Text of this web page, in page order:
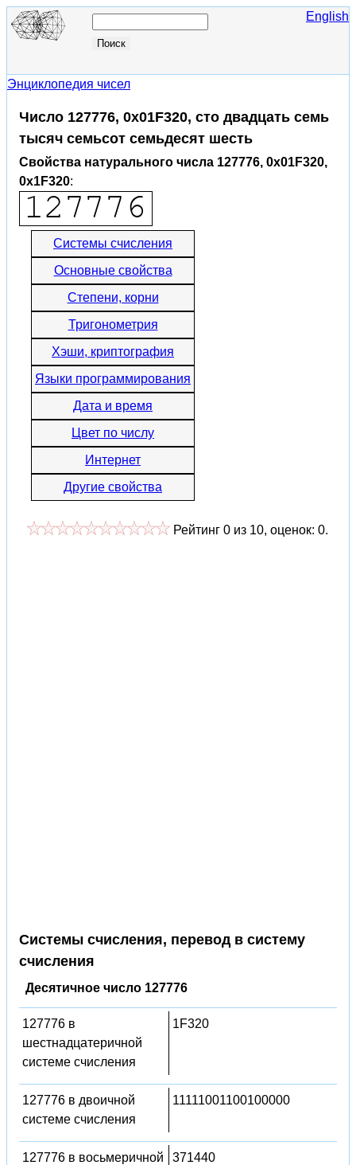
English
Энциклопедия чисел
Число 127776, 0x01F320, сто двадцать семь
тысяч семьсот семьдесят шесть
Свойства натурального числа 127776, 0x01F320,
0x1F320:
Системы счисления
Основные свойства
Степени, корни
Тригонометрия
Хэши, криптография
Языки программирования
Дата и время
Цвет по числу
Интернет
Другие свойства
Рейтинг 0 из 10, оценок: 0.
Системы счисления, перевод в систему
счисления
Десятичное число 127776
127776 в
шестнадцатеричной
системе счисления
1F320
127776 в двоичной
системе счисления
11111001100100000
127776 в восьмеричной
371440